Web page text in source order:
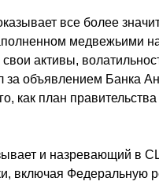
все более
медвежьими
активы,
за объявлением Банка
как план
и назревающий в
включая Федеральную